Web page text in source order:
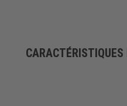
CARACTÉRISTIQUES